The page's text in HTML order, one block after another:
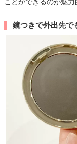
鏡つきで外出先で